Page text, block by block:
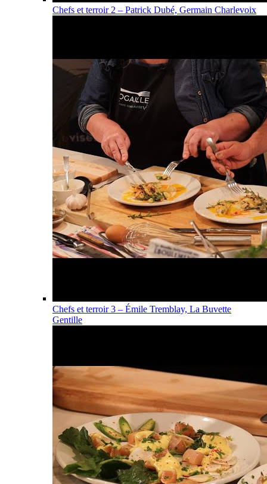
Chefs et terroir 2 – Patrick Dubé, Germain Charlevoix
Chefs et terroir 3 – Émile Tremblay, La Buvette
Gentille